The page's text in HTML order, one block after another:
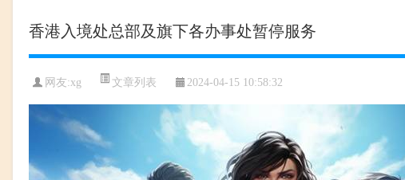
香港入境处总部及旗下各办事处暂停服务
网友:xg 文章列表 2024-04-15 10:58:32